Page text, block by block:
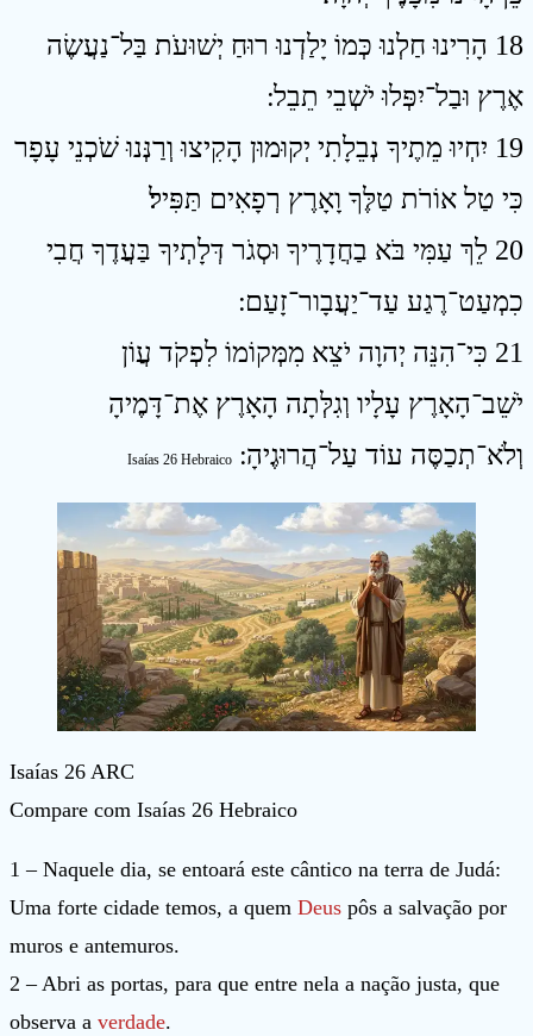
18 הָרִינוּ חַלְנוּ כְּמוֹ יָלַדְנוּ רוּחַ יְשׁוּעֹת בַּל־נַעֲשֶׂה
אֶרֶץ וּבַל־יִפְּלוּ יֹשְׁבֵי תֵבֵל ׃
19 יִחְיוּ מֵתֶיךָ נְבֵלָתִי יְקוּמוּן הָקִיצוּ וְרַנְּנוּ שֹׁכְנֵי עָפָר
כִּי טַל אוֹרֹת טַלֶּךָ וָאָרֶץ רְפָאִים תַּפִּיל׃
20 לֵךְ עַמִּי בֹּא בַחֲדָרֶיךָ וּסְגֹר דְּלָתְיךָ בַּעֲדֶךָ חֲבִי
כִמְעַט־רֶגַע עַד־יַעֲבָור־זָעַם ׃
21 כִּי־הִנֵּה יְהוָה יֹצֵא מִמְּקוֹמוֹ לִפְקֹד עֲוֹן
יֹשֵׁב־הָאָרֶץ עָלָיו וְגִלְּתָה הָאָרֶץ אֶת־דָּמֶיהָ
וְלֹא־תְכַסֶּה עוֹד עַל־הֲרוּגֶיהָ ׃ Isaías 26 Hebraico
Isaías 26 ARC
Compare com Isaías 26 Hebraico
1 – Naquele dia, se entoará este cântico na terra de Judá:
Uma forte cidade temos, a quem Deus pôs a salvação por
muros e antemuros.
2 – Abri as portas, para que entre nela a nação justa, que
observa a verdade.